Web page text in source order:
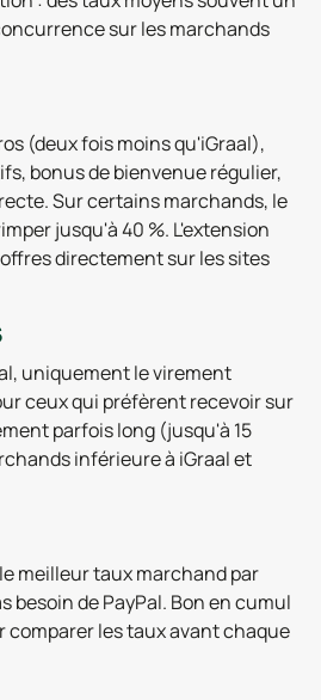
sur les marchands
(deux fois moins qu'iGraal),
bonus de bienvenue régulier,
Sur certains marchands, le
jusqu'à 40 %. L'extension
directement sur les sites
uniquement le virement
ceux qui préfèrent recevoir sur
parfois long (jusqu'à 15
inférieure à iGraal et
meilleur taux marchand par
besoin de PayPal. Bon en cumul
comparer les taux avant chaque